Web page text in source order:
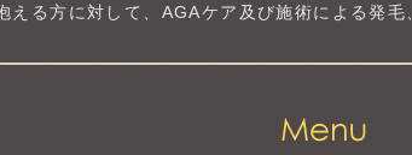
える方に対して、AGAケア及び施術による発毛